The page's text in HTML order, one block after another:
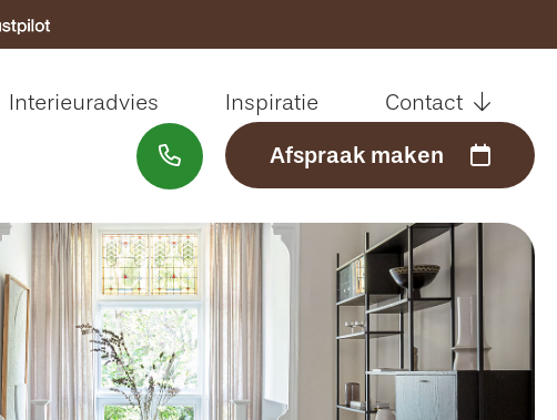
Welkom
Assortiment
Interieuradvies
Inspiratie
Contact
Interieuradvies Inspiratie Contact
Afspraak maken